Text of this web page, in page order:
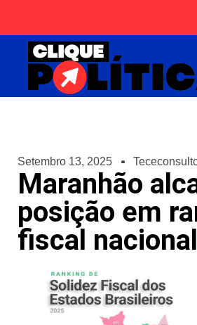
Setembro 13, 2025
Maranhão
posição em
fiscal nacional